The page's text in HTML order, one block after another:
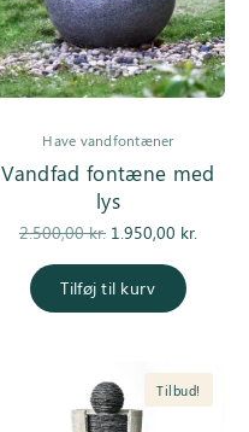
Have vandfontæner
Vandfad fontæne med
lys
2.500,00kr.
Den
oprindelige
pris var:
2.500,00 kr..
1.950,00 kr.
Tilføj til kurv
Tilbud!